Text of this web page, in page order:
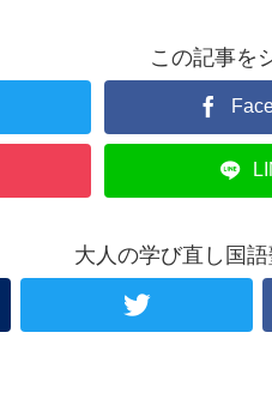
この記事を
大人の学び直し国